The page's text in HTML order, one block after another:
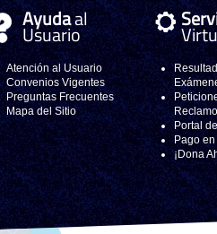
Ayudaal
Usuario
Atención al Usuario
Convenios Vigentes
Preguntas Frecuentes
Mapa del Sitio
Portal
Pago
¡Dona